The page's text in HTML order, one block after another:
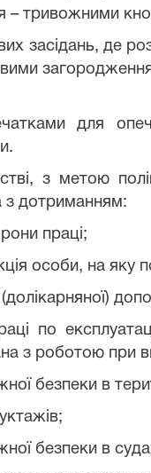
– тривожними
засідань, де
для
з метою
з дотриманням:
праці;
особи, на яку
(долікарняної)
по
з роботою
безпеки в
безпеки в